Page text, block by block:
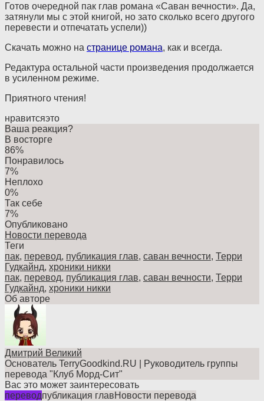
Готов очередной пак глав романа «Саван вечности». Да,
затянули мы с этой книгой, но зато сколько всего другого
перевести и отпечатать успели))
Скачать можно на странице романа, как и всегда.
Редактура остальной части произведения продолжается
в усиленном режиме.
Приятного чтения!
нравитсяэто
Ваша реакция?
В восторге
86%
Понравилось
7%
Неплохо
0%
Так себе
7%
Опубликовано
Новости перевода
Теги
пак, перевод, публикация глав, саван вечности, Терри
Гудкайнд, хроники никки
пак, перевод, публикация глав, саван вечности, Терри
Гудкайнд, хроники никки
Об авторе
Дмитрий Великий
Основатель TerryGoodkind.RU | Руководитель группы
перевода "Клуб Морд-Сит"
Вас это может заинтересовать
переводпубликация главНовости перевода